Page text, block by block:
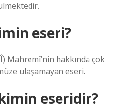
eseri?
Mahremî’nin hakkında çok
ulaşamayan eseri.
eseridir?